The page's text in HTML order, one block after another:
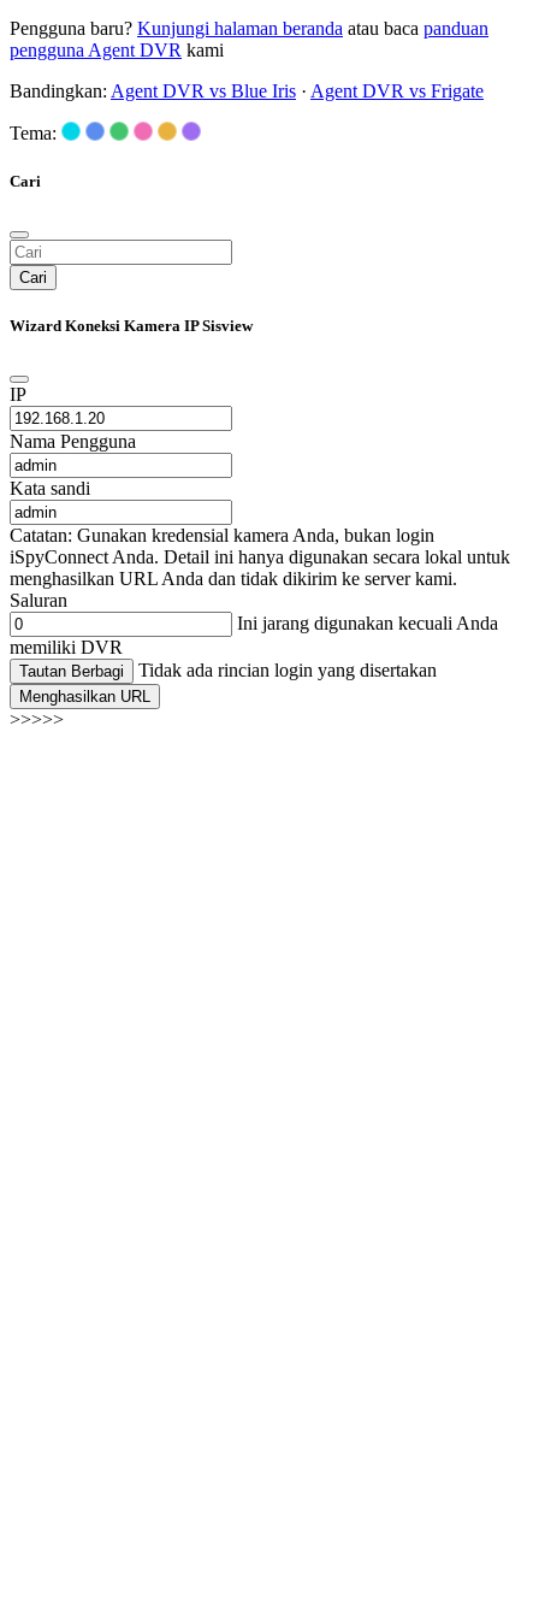
Pengguna baru? Kunjungi halaman beranda atau baca panduan
pengguna Agent DVR kami
Bandingkan: Agent DVR vs Blue Iris · Agent DVR vs Frigate
Tema:
Cari
Cari
Wizard Koneksi Kamera IP Sisview
IP
Nama Pengguna
Kata sandi
Catatan: Gunakan kredensial kamera Anda, bukan login
iSpyConnect Anda. Detail ini hanya digunakan secara lokal untuk
menghasilkan URL Anda dan tidak dikirim ke server kami.
Saluran
Ini jarang digunakan kecuali Anda
memiliki DVR
Tautan Berbagi Tidak ada rincian login yang disertakan
Menghasilkan URL
>>>>>